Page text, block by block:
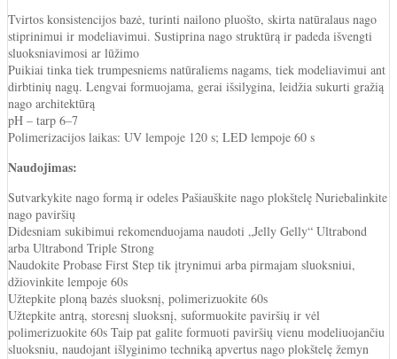
Tvirtos konsistencijos bazė, turinti nailono pluošto, skirta natūralaus nago
stiprinimui ir modeliavimui. Sustiprina nago struktūrą ir padeda išvengti
sluoksniavimosi ar lūžimo
Puikiai tinka tiek trumpesniems natūraliems nagams, tiek modeliavimui ant
dirbtinių nagų. Lengvai formuojama, gerai išsilygina, leidžia sukurti gražią
nago architektūrą
pH – tarp 6–7
Polimerizacijos laikas: UV lempoje 120 s; LED lempoje 60 s
Naudojimas:
Sutvarkykite nago formą ir odeles Pašiauškite nago plokštelę Nuriebalinkite
nago paviršių
Didesniam sukibimui rekomenduojama naudoti „Jelly Gelly“ Ultrabond
arba Ultrabond Triple Strong
Naudokite Probase First Step tik įtrynimui arba pirmajam sluoksniui,
džiovinkite lempoje 60s
Užtepkite ploną bazės sluoksnį, polimerizuokite 60s
Užtepkite antrą, storesnį sluoksnį, suformuokite paviršių ir vėl
polimerizuokite 60s Taip pat galite formuoti paviršių vienu modeliuojančiu
sluoksniu, naudojant išlyginimo techniką apvertus nago plokštelę žemyn